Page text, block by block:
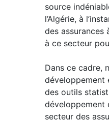
source
l’Algérie, à
des assurances
à ce secteur
Dans ce cadre,
développement
des outils
développement
secteur des